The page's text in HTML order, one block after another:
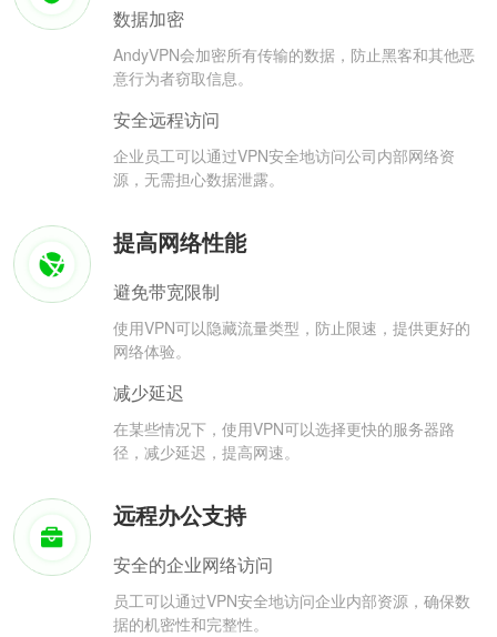
数据加密
AndyVPN会加密所有传输的数据，防止黑客和其他恶
意行为者窃取信息。
安全远程访问
企业员工可以通过VPN安全地访问公司内部网络资
源，无需担心数据泄露。
提高网络性能
避免带宽限制
使用VPN可以隐藏流量类型，防止限速，提供更好的
网络体验。
减少延迟
在某些情况下，使用VPN可以选择更快的服务器路
径，减少延迟，提高网速。
远程办公支持
安全的企业网络访问
员工可以通过VPN安全地访问企业内部资源，确保数
据的机密性和完整性。